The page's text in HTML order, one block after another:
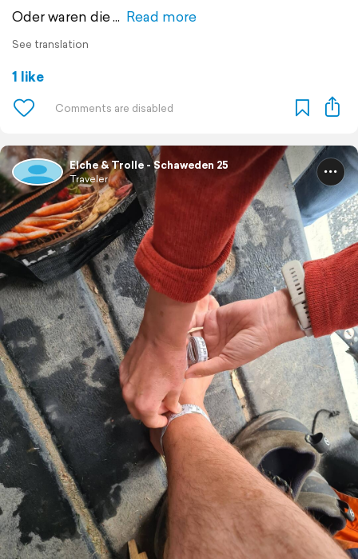
Oder waren die
Read more
See translation
1 like
Elche & Trolle - Schaweden 25
Traveler